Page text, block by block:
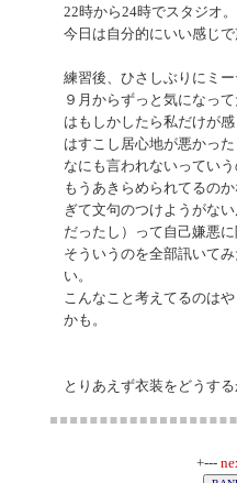
22時から24時でスタジオ。
今日は自分的にいい感じ
練習後、ひさしぶりにミ
９月からずっと気になっ
はもしかしたら私だけが
はすこし居心地が悪かっ
なにも言われないってい
もうあきらめられてるの
ぎて文句のつけようがな
だったし）って自己嫌悪
そういうのを全部訊いて
い。
こんなこと考えてるのは
かも。
とりあえず衣装をどうす
+---